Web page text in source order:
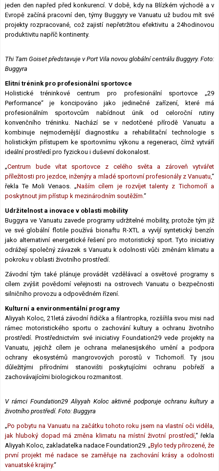
jeden den napřed před konkurencí. V době, kdy na Blízkém východě a v
Evropě začíná pracovní den, týmy Buggyry ve Vanuatu už budou mít své
projekty rozpracované, což zajistí nepřetržitou efektivitu a 24hodinovou
produktivitu napříč kontinenty.
Thi Tam Goiset představuje v Port Vila novou globální centrálu Buggyry. Foto:
Buggyra
Elitní trénink pro profesionální sportovce
Holistické tréninkové centrum pro profesionální sportovce „29
Performance“ je koncipováno jako jedinečné zařízení, které má
profesionálním sportovcům nabídnout únik od celoroční rutiny
konvenčního tréninku. Nachází se v nedotčené přírodě Vanuatu a
kombinuje nejmodernější diagnostiku a rehabilitační technologie s
holistickým přístupem ke sportovnímu výkonu a regeneraci, čímž vytváří
ideální prostředí pro fyzickou i duševní dokonalost.
„Centrum bude vítat sportovce z celého světa a zároveň vytvářet
příležitosti pro jezdce, inženýry a mladé sportovní profesionály z Vanuatu,“
řekla Te Moli Venaos. „Naším cílem je rozvíjet talenty z Tichomoří a
poskytnout jim přístup k mezinárodním soutěžím.“
Udržitelnost a inovace v oblasti mobility
Buggyra ve Vanuatu zavede programy udržitelné mobility, protože tým již
ve své globální flotile používá bionaftu R-XTL a vyvíjí syntetický benzín
jako alternativní energetické řešení pro motoristický sport. Tyto iniciativy
odrážejí společný závazek s Vanuatu k odolnosti vůči změnám klimatu a
pokroku v oblasti životního prostředí.
Závodní tým také plánuje provádět vzdělávací a osvětové programy s
cílem zvýšit povědomí veřejnosti na ostrovech Vanuatu o bezpečnosti
silničního provozu a odpovědném řízení.
Kulturní a environmentální programy
Aliyyah Koloc, 21letá závodní řidička a filantropka, rozšířila svou misi nad
rámec motoristického sportu o zachování kultury a ochranu životního
prostředí. Prostřednictvím své iniciativy Foundation29 vede projekty na
Vanuatu, jejichž cílem je ochrana melanesijského umění a podpora
ochrany ekosystémů mangrovových porostů v Tichomoří. Ty jsou
důležitými přírodními stanovišti poskytujícími ochranu pobřeží a
zachovávajícími biologickou rozmanitost.
V rámci Foundation29 Aliyyah Koloc aktivně podporuje ochranu kultury a
životního prostředí. Foto: Buggyra
„Po pobytu na Vanuatu na začátku tohoto roku jsem na vlastní oči viděla,
jak hluboký dopad má změna klimatu na místní životní prostředí,“ řekla
Aliyyah Koloc, zakladatelka nadace Foundation29. „Bylo tedy přirozené, že
první projekt mé nadace se zaměřuje na zachování krásy a odolnosti
vanuatské krajiny.“